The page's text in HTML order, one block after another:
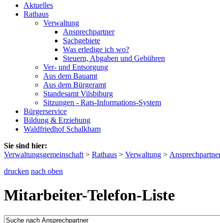
Aktuelles
Rathaus
Verwaltung
Ansprechpartner
Sachgebiete
Was erledige ich wo?
Steuern, Abgaben und Gebühren
Ver- und Entsorgung
Aus dem Bauamt
Aus dem Bürgeramt
Standesamt Vilsbiburg
Sitzungen - Rats-Informations-System
Bürgerservice
Bildung & Erziehung
Waldfriedhof Schalkham
Sie sind hier:
Verwaltungsgemeinschaft > Rathaus > Verwaltung >
drucken nach oben
Mitarbeiter-Telefon-Liste